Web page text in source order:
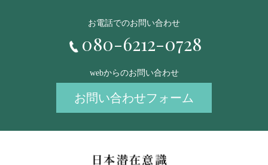
お電話でのお問い合わせ
080-6212-0728
webからのお問い合わせ
お問い合わせフォーム